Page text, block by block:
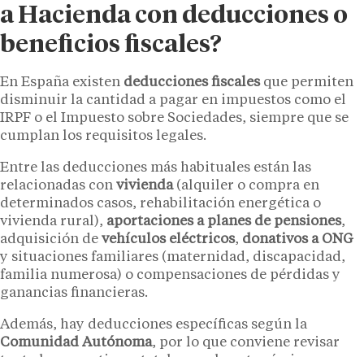
a Hacienda con deducciones o
beneficios fiscales?
En España existen deducciones fiscalesque permiten
disminuir la cantidad a pagar en impuestos como el
IRPF o el Impuesto sobre Sociedades, siempre que se
cumplan los requisitos legales.
Entre las deducciones más habituales están las
relacionadas con vivienda(alquiler o compra en
determinados casos, rehabilitación energética o
vivienda rural), aportaciones a planes de pensiones,
adquisición de vehículos eléctricos, donativos a ONG
y situaciones familiares (maternidad, discapacidad,
familia numerosa) o compensaciones de pérdidas y
ganancias financieras.
Además, hay deducciones específicas según la
Comunidad Autónoma, por lo que conviene revisar